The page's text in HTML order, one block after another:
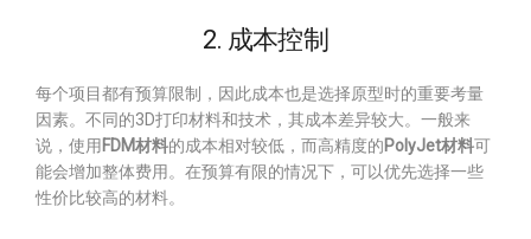
2. 成本控制
每个项目都有预算限制，因此成本也是选择原型时的重要考量
因素。不同的3D打印材料和技术，其成本差异较大。一般来
说，使用 FDM材料的成本相对较低，而高精度的PolyJet材料可
能会增加整体费用。在预算有限的情况下，可以优先选择一些
性价比较高的材料。